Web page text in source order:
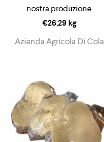
nostra produzione
€26,29 kg
Azienda Agricola Di Cola